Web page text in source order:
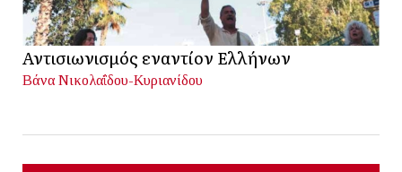
Αντισιωνισμός εναντίον Ελλήνων
Βάνα Νικολαΐδου-Κυριανίδου